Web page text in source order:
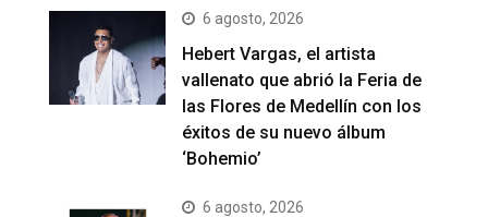
6 agosto, 2026
Hebert Vargas, el artista
vallenato que abrió la Feria de
las Flores de Medellín con los
éxitos de su nuevo álbum
‘Bohemio’
6 agosto, 2026